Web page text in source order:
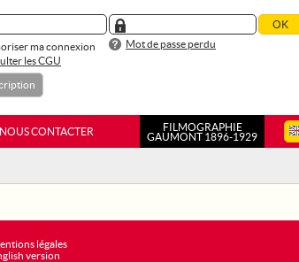
ma connexion
Mot de passe perdu
les CGU
NOUS CONTACTER
FILMOGRAPHIE
GAUMONT 1896-1929
légales
version